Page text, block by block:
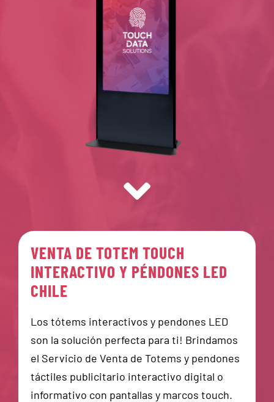
VENTA DE TOTEM TOUCH
INTERACTIVO Y PÉNDONES LED
CHILE
Los tótems interactivos y pendones LED
son la solución perfecta para ti! Brindamos
el Servicio de Venta de Totems y pendones
táctiles publicitario interactivo digital o
informativo con pantallas y marcos touch.